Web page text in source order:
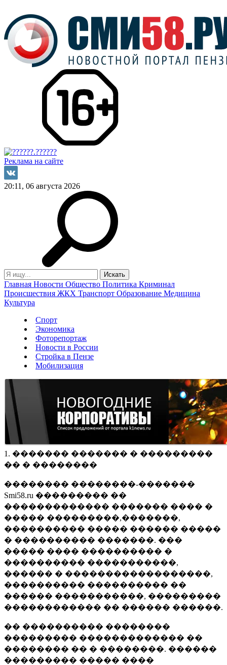
Реклама на сайте
20:11, 06 августа 2026
Главная Новости Общество Политика Криминал
Происшествия ЖКХ Транспорт Образование Медицина
Культура
Спорт
Экономика
Фоторепортаж
Новости в России
Стройка в Пензе
Мобилизация
1. ������� ������� � ���������
�� � ��������
�������� ��������-�������
Smi58.ru ��������� ��
������������� ������� ���� �
����� ���������,�������,
���������� ����� ������ �����
� ���������� �������. ���
����� ���� ���������� �
���������� �����������,
������ � ������������������,
���������� ���������� ��
������ �����������, ���������
������������ �� ������ ������.
�� ���������� ��������
��������� ������������� ��
�������� �� � ��������. ������
��������� ����� ����